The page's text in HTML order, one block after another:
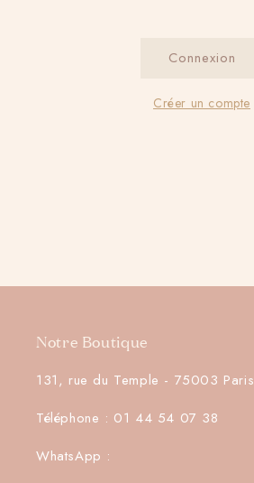
Connexion
Créer un compte
Notre Boutique
131, rue du Temple - 75003 Paris
Téléphone : 01 44 54 07 38
WhatsApp :